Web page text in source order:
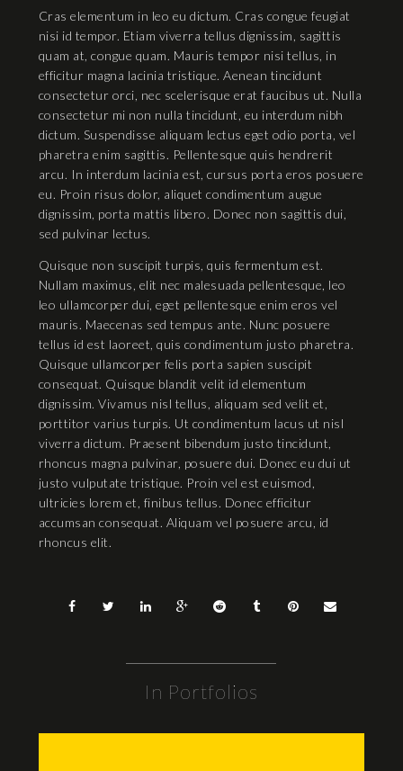
Cras elementum in leo eu dictum. Cras congue feugiat
nisi id tempor. Etiam viverra tellus dignissim, sagittis
quam at, congue quam. Mauris tempor nisi tellus, in
efficitur magna lacinia tristique. Aenean tincidunt
consectetur orci, nec scelerisque erat faucibus ut. Nulla
consectetur mi non nulla tincidunt, eu interdum nibh
dictum. Suspendisse aliquam lectus eget odio porta, vel
pharetra enim sagittis. Pellentesque quis hendrerit
arcu. In interdum lacinia est, cursus porta eros posuere
eu. Proin risus dolor, aliquet condimentum augue
dignissim, porta mattis libero. Donec non sagittis dui,
sed pulvinar lectus.
Quisque non suscipit turpis, quis fermentum est.
Nullam maximus, elit nec malesuada pellentesque, leo
leo ullamcorper dui, eget pellentesque enim eros vel
mauris. Maecenas sed tempus ante. Nunc posuere
tellus id est laoreet, quis condimentum justo pharetra.
Quisque ullamcorper felis porta sapien suscipit
consequat. Quisque blandit velit id elementum
dignissim. Vivamus nisl tellus, aliquam sed velit et,
porttitor varius turpis. Ut condimentum lacus ut nisl
viverra dictum. Praesent bibendum justo tincidunt,
rhoncus magna pulvinar, posuere dui. Donec eu dui ut
justo vulputate tristique. Proin vel est euismod,
ultricies lorem et, finibus tellus. Donec efficitur
accumsan consequat. Aliquam vel posuere arcu, id
rhoncus elit.
In Portfolios